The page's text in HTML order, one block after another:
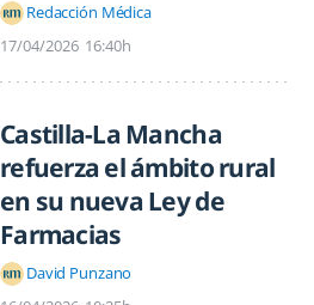
Redacción Médica
17/04/2026 16:40h
Castilla-La Mancha
refuerza el ámbito rural
en su nueva Ley de
Farmacias
David Punzano